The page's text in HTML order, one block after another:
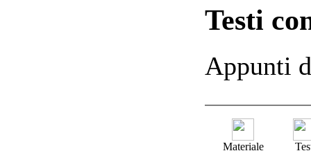
Testi
Appunti
Materiale